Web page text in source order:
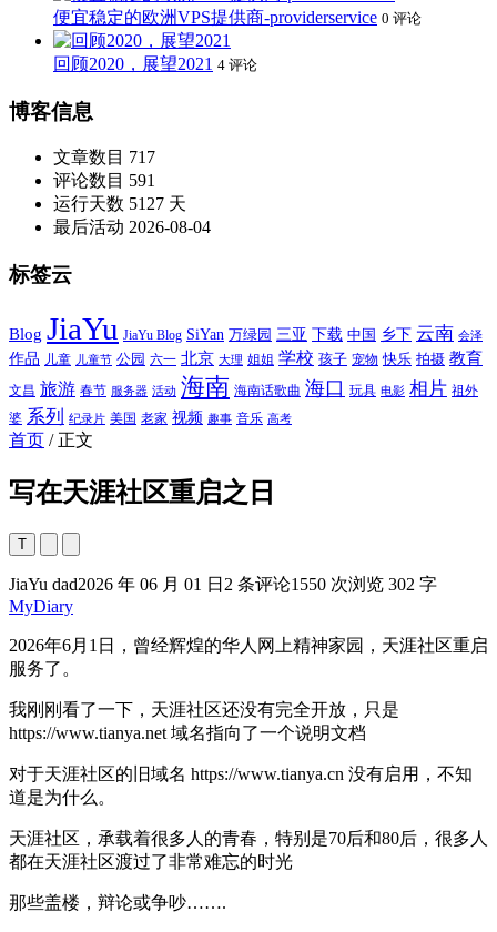
便宜稳定的欧洲VPS提供商-providerservice 0 评论
回顾2020，展望2021 4 评论
博客信息
文章数目 717
评论数目 591
运行天数 5127 天
最后活动 2026-08-04
标签云
Blog JiaYu JiaYu Blog SiYan 万绿园 三亚 下载 中国 乡下 云南 会泽
作品 儿童 儿童节 公园 六一 北京 大理 姐姐 学校 孩子 宠物 快乐 拍摄 教育
文昌 旅游 春节 服务器 活动 海南 海南话歌曲 海口 玩具 电影 相片 祖外
婆 系列 纪录片 美国 老家 视频 趣事 音乐 高考
首页 / 正文
写在天涯社区重启之日
T
JiaYu dad2026 年 06 月 01 日 2 条评论1550 次浏览 302 字
MyDiary
2026年6月1日，曾经辉煌的华人网上精神家园，天涯社区重启
服务了。
我刚刚看了一下，天涯社区还没有完全开放，只是
https://www.tianya.net 域名指向了一个说明文档
对于天涯社区的旧域名 https://www.tianya.cn 没有启用，不知
道是为什么。
天涯社区，承载着很多人的青春，特别是70后和80后，很多人
都在天涯社区渡过了非常难忘的时光
那些盖楼，辩论或争吵…….